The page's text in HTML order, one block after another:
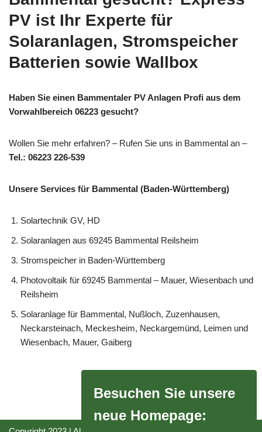
PV ist Ihr Experte für
Solaranlagen, Stromspeicher
Batterien sowie Wallbox
Haben Sie einen Bammentaler PV Anlagen Profi aus dem
Vorwahlbereich 06223 gesucht?
Wollen Sie mehr erfahren? – Rufen Sie uns in Bammental an –
Tel.: 06223 226-539
Unsere Services für Bammental (Baden-Württemberg)
Solartechnik GV, HD
Solaranlagen aus 69245 Bammental Reilsheim
Stromspeicher in Baden-Württemberg
Photovoltaik für 69245 Bammental – Mauer, Wiesenbach und
Reilsheim
Solaranlage für Bammental, Nußloch, Zuzenhausen,
Neckarsteinach, Meckesheim, Neckargemünd, Leimen und
Wiesenbach, Mauer, Gaiberg
Besuchen Sie unsere
neue Homepage: